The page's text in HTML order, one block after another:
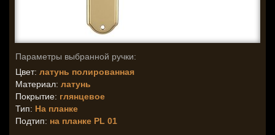
Параметры выбранной ручки:
Цвет: латунь полированная
Материал: латунь
Покрытие: глянцевое
Тип: На планке
Подтип: на планке PL 01